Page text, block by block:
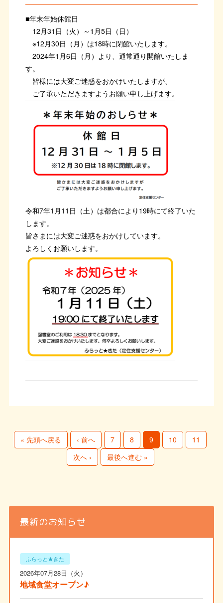
■年末年始休館日
12月31日（火）～1月5日（日）
※12月30日（月）は18時に閉館いたします。
2024年1月6日（月）より、通常通り開館いたしま
す。
皆様には大変ご迷惑をおかけいたしますが、
ご了承いただきますようお願い申し上げます。
令和7年1月11日（土）は都合により19時にて終了いた
します。
皆さまには大変ご迷惑をおかけしています。
よろしくお願いします。
« 先頭へ戻る ‹ 前へ 7 8 9 10
11
次へ ›
最後へ進む »
最新のお知らせ
ふらっと★きた
2026年07月28日（火）
地域食堂オープン♪